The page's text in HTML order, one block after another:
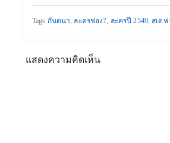
Tags กันตนา, ละครช่อง7, ละครปี 2549,สเต
แสดงความคิดเห็น